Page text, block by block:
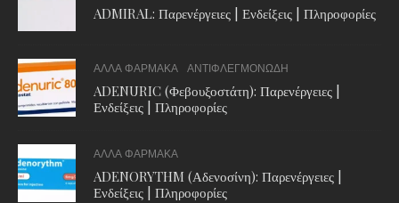
ADMIRAL: Παρενέργειες | Ενδείξεις | Πληροφορίες
ΑΛΛΑ ΦΑΡΜΑΚΑ ΑΝΤΙΦΛΕΓΜΟΝΩΔΗ
ADENURIC (Φεβουξοστάτη): Παρενέργειες |
Ενδείξεις | Πληροφορίες
ΑΛΛΑ ΦΑΡΜΑΚΑ
ADENORYTHM (Αδενοσίνη): Παρενέργειες |
Ενδείξεις | Πληροφορίες